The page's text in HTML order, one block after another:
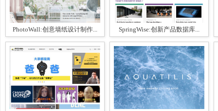
PhotoWall:创意墙纸设计制作... SpringWise:创新产品数据库...